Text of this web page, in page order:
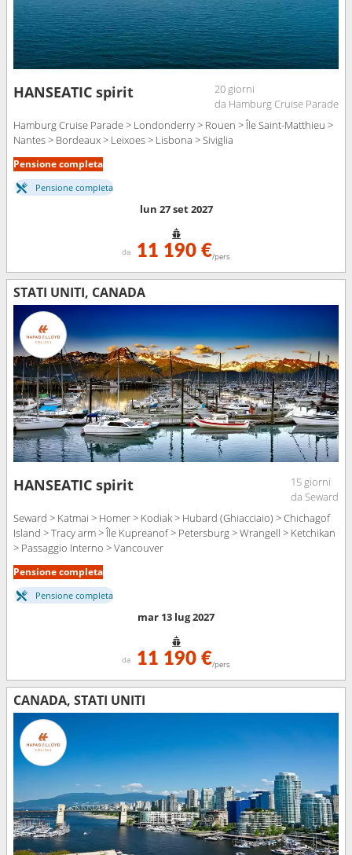
HANSEATIC spirit
20 giorni
da Hamburg Cruise Parade
Hamburg Cruise Parade > Londonderry > Rouen > Île Saint-Matthieu >
Nantes > Bordeaux > Leixoes > Lisbona > Siviglia
Pensione completa
Pensione completa
lun 27 set 2027
da 11 190 €/pers
STATI UNITI, CANADA
HANSEATIC spirit
15 giorni
da Seward
Seward > Katmai > Homer > Kodiak > Hubard (Ghiacciaio) > Chichagof
Island > Tracy arm > Île Kupreanof > Petersburg > Wrangell > Ketchikan
> Passaggio Interno > Vancouver
Pensione completa
Pensione completa
mar 13 lug 2027
da 11 190 €/pers
CANADA, STATI UNITI